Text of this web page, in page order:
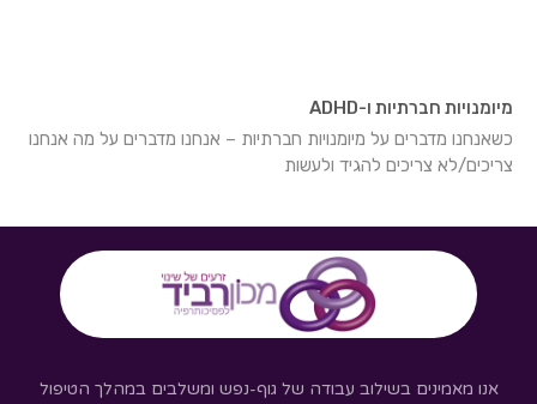
מיומנויות חברתיות ו-ADHD
כשאנחנו מדברים על מיומנויות חברתיות – אנחנו מדברים על מה אנחנו
צריכים/לא צריכים להגיד ולעשות
אנו מאמינים בשילוב עבודה של גוף-נפש ומשלבים במהלך הטיפול